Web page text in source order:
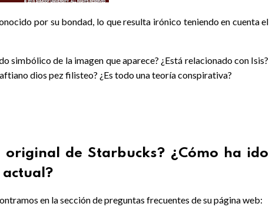
por su bondad, lo que resulta irónico teniendo en cuenta el
simbólico de la imagen que aparece? ¿Está relacionado con Isis?
dios pez filisteo? ¿Es todo una teoría conspirativa?
de Starbucks? ¿Cómo ha ido
en la sección de preguntas frecuentes de su página web: